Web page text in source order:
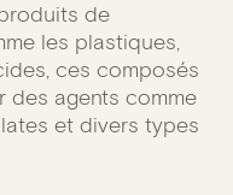
de
les plastiques,
ces composés
des agents comme
et divers types